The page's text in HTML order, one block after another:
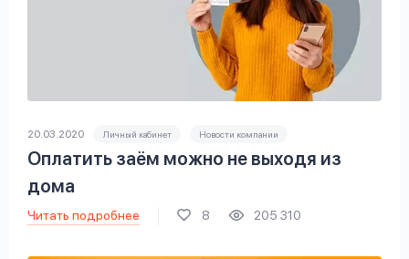
20.03.2020 Личный кабинет Новости компании
Оплатить заём можно не выходя из
дома
Читать подробнее 8 205 310